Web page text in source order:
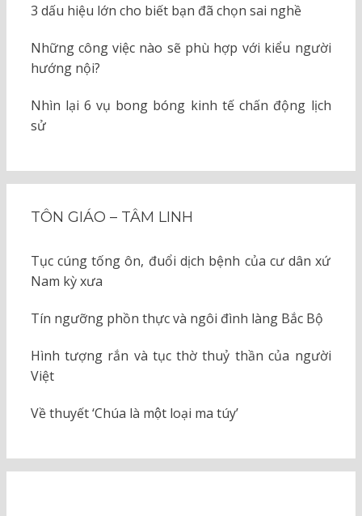
3 dấu hiệu lớn cho biết bạn đã chọn sai nghề
Những công việc nào sẽ phù hợp với kiểu người
hướng nội?
Nhìn lại 6 vụ bong bóng kinh tế chấn động lịch
sử
TÔN GIÁO – TÂM LINH
Tục cúng tống ôn, đuổi dịch bệnh của cư dân xứ
Nam kỳ xưa
Tín ngưỡng phồn thực và ngôi đình làng Bắc Bộ
Hình tượng rắn và tục thờ thuỷ thần của người
Việt
Về thuyết ‘Chúa là một loại ma túy’